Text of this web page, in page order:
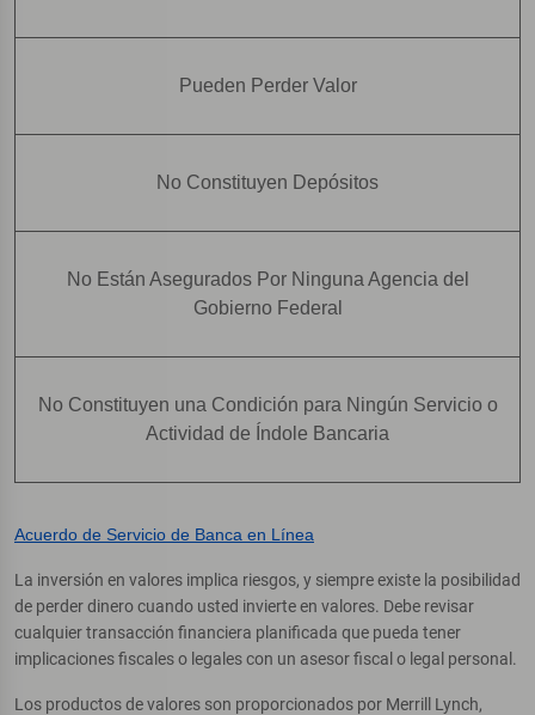
Pueden Perder Valor
No Constituyen Depósitos
No Están Asegurados Por Ninguna Agencia del
Gobierno Federal
No Constituyen una Condición para Ningún Servicio o
Actividad de Índole Bancaria
Acuerdo de Servicio de Banca en Línea
La inversión en valores implica riesgos, y siempre existe la posibilidad
de perder dinero cuando usted invierte en valores. Debe revisar
cualquier transacción financiera planificada que pueda tener
implicaciones fiscales o legales con un asesor fiscal o legal personal.
Los productos de valores son proporcionados por Merrill Lynch,